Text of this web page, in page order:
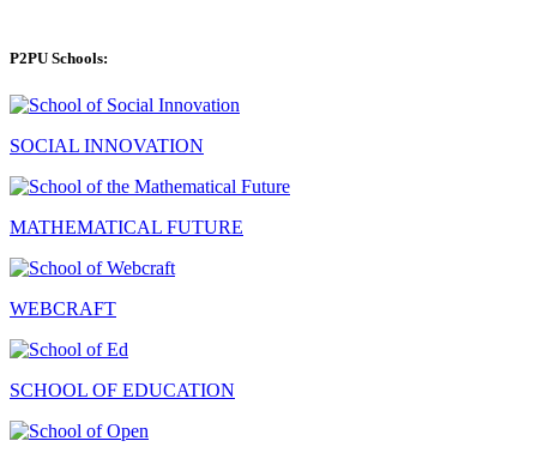
P2PU Schools:
SOCIAL INNOVATION
MATHEMATICAL FUTURE
WEBCRAFT
SCHOOL OF EDUCATION